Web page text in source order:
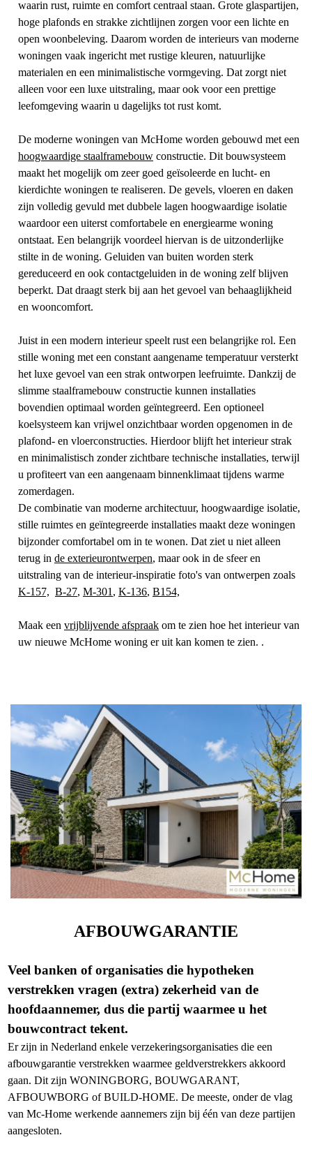
waarin rust, ruimte en comfort centraal staan. Grote glaspartijen,
hoge plafonds en strakke zichtlijnen zorgen voor een lichte en
open woonbeleving. Daarom worden de interieurs van moderne
woningen vaak ingericht met rustige kleuren, natuurlijke
materialen en een minimalistische vormgeving. Dat zorgt niet
alleen voor een luxe uitstraling, maar ook voor een prettige
leefomgeving waarin u dagelijks tot rust komt.
De moderne woningen van McHome worden gebouwd met een
hoogwaardige staalframebouw constructie. Dit bouwsysteem
maakt het mogelijk om zeer goed geïsoleerde en lucht- en
kierdichte woningen te realiseren. De gevels, vloeren en daken
zijn volledig gevuld met dubbele lagen hoogwaardige isolatie
waardoor een uiterst comfortabele en energiearme woning
ontstaat. Een belangrijk voordeel hiervan is de uitzonderlijke
stilte in de woning. Geluiden van buiten worden sterk
gereduceerd en ook contactgeluiden in de woning zelf blijven
beperkt. Dat draagt sterk bij aan het gevoel van behaaglijkheid
en wooncomfort.
Juist in een modern interieur speelt rust een belangrijke rol. Een
stille woning met een constant aangename temperatuur versterkt
het luxe gevoel van een strak ontworpen leefruimte. Dankzij de
slimme staalframebouw constructie kunnen installaties
bovendien optimaal worden geïntegreerd. Een optioneel
koelsysteem kan vrijwel onzichtbaar worden opgenomen in de
plafond- en vloerconstructies. Hierdoor blijft het interieur strak
en minimalistisch zonder zichtbare technische installaties, terwijl
u profiteert van een aangenaam binnenklimaat tijdens warme
zomerdagen.
De combinatie van moderne architectuur, hoogwaardige isolatie,
stille ruimtes en geïntegreerde installaties maakt deze woningen
bijzonder comfortabel om in te wonen. Dat ziet u niet alleen
terug in de exterieurontwerpen, maar ook in de sfeer en
uitstraling van de interieur-inspiratie foto's van ontwerpen zoals
K-157, B-27, M-301 , K-136, B154,
Maak een vrijblijvende afspraak om te zien hoe het interieur van
uw nieuwe McHome woning er uit kan komen te zien. .
AFBOUWGARANTIE
Veel banken of organisaties die hypotheken
verstrekken vragen (extra) zekerheid van de
hoofdaannemer, dus die partij waarmee u het
bouwcontract tekent.
Er zijn in Nederland enkele verzekeringsorganisaties die een
afbouwgarantie verstrekken waarmee geldverstrekkers akkoord
gaan. Dit zijn WONINGBORG, BOUWGARANT,
AFBOUWBORG of BUILD-HOME. De meeste, onder de vlag
van Mc-Home werkende aannemers zijn bij één van deze partijen
aangesloten.